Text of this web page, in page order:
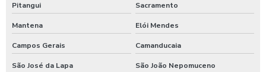
Produtos para tratamento de agua
Shampoo carros com cera
Shampoo para lavagem de carros
Pitangui Sacramento
Mantena Elói Mendes
Campos Gerais Camanducaia
São José da Lapa São João Nepomuceno